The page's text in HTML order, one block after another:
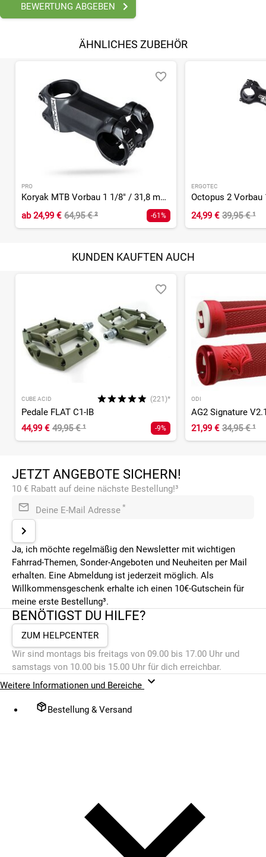
BEWERTUNG ABGEBEN
ÄHNLICHES ZUBEHÖR
PRO
Koryak MTB Vorbau 1 1/8" / 31,8 mm / 6°
ab24,99 € 64,95 €² -61%
ERGOTEC
24,99 € 39,95 €¹
KUNDEN KAUFTEN AUCH
CUBE ACID (221)*
Pedale FLAT C1-IB
44,99 € 49,95 €¹ -9%
ODI
21,99 € 34,95 €¹
JETZT ANGEBOTE SICHERN!
10 € Rabatt auf deine nächste Bestellung!³
Deine E-Mail Adresse *
Ja, ich möchte regelmäßig den Newsletter mit wichtigen
Fahrrad-Themen, Sonder-Angeboten und Neuheiten per Mail
erhalten. Eine Abmeldung ist jederzeit möglich. Als
Willkommensgeschenk erhalte ich einen 10€-Gutschein für
meine erste Bestellung³.
BENÖTIGST DU HILFE?
ZUM HELPCENTER
Wir sind montags bis freitags von 09.00 bis 17.00 Uhr und
samstags von 10.00 bis 15.00 Uhr für dich erreichbar.
Weitere Informationen und Bereiche
Bestellung & Versand